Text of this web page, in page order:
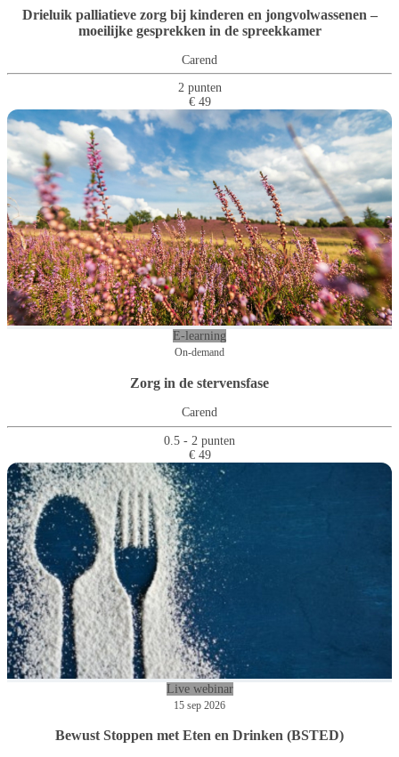
Drieluik palliatieve zorg bij kinderen en jongvolwassenen –
moeilijke gesprekken in de spreekkamer
Carend
2 punten
€ 49
E-learning
On-demand
Zorg in de stervensfase
Carend
0.5 - 2 punten
€ 49
Live webinar
15 sep 2026
Bewust Stoppen met Eten en Drinken (BSTED)